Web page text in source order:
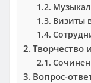
Визиты
Творчество
Вопрос-